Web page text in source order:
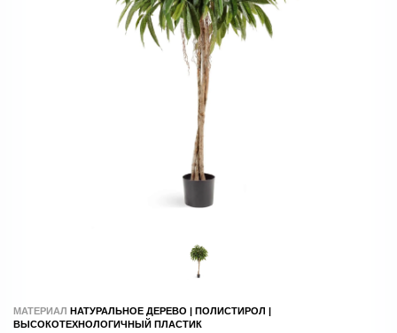
МАТЕРИАЛ НАТУРАЛЬНОЕ ДЕРЕВО | ПОЛИСТИРОЛ |
ВЫСОКОТЕХНОЛОГИЧНЫЙ ПЛАСТИК